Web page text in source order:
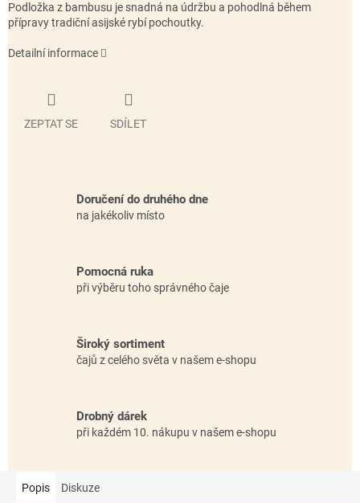
Podložka z bambusu je snadná na údržbu a pohodlná během
přípravy tradiční asijské rybí pochoutky.
Detailní informace
ZEPTAT SE SDÍLET
Doručení do druhého dne
na jakékoliv místo
Pomocná ruka
při výběru toho správného čaje
Široký sortiment
čajů z celého světa v našem e-shopu
Drobný dárek
při každém 10. nákupu v našem e-shopu
Popis Diskuze